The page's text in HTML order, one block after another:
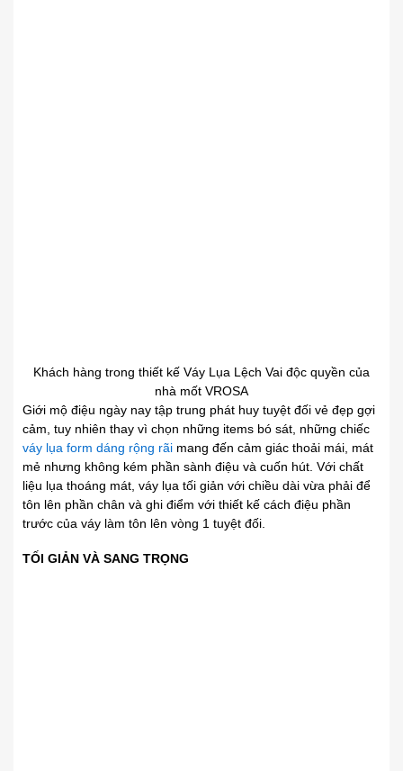
Khách hàng trong thiết kế Váy Lụa Lệch Vai độc quyền của
nhà mốt VROSA
Giới mộ điệu ngày nay tập trung phát huy tuyệt đối vẻ đẹp gợi
cảm, tuy nhiên thay vì chọn những items bó sát, những chiếc
váy lụa form dáng rộng rãi mang đến cảm giác thoải mái, mát
mẻ nhưng không kém phần sành điệu và cuốn hút. Với chất
liệu lụa thoáng mát, váy lụa tối giản với chiều dài vừa phải để
tôn lên phần chân và ghi điểm với thiết kế cách điệu phần
trước của váy làm tôn lên vòng 1 tuyệt đối.
TỐI GIẢN VÀ SANG TRỌNG